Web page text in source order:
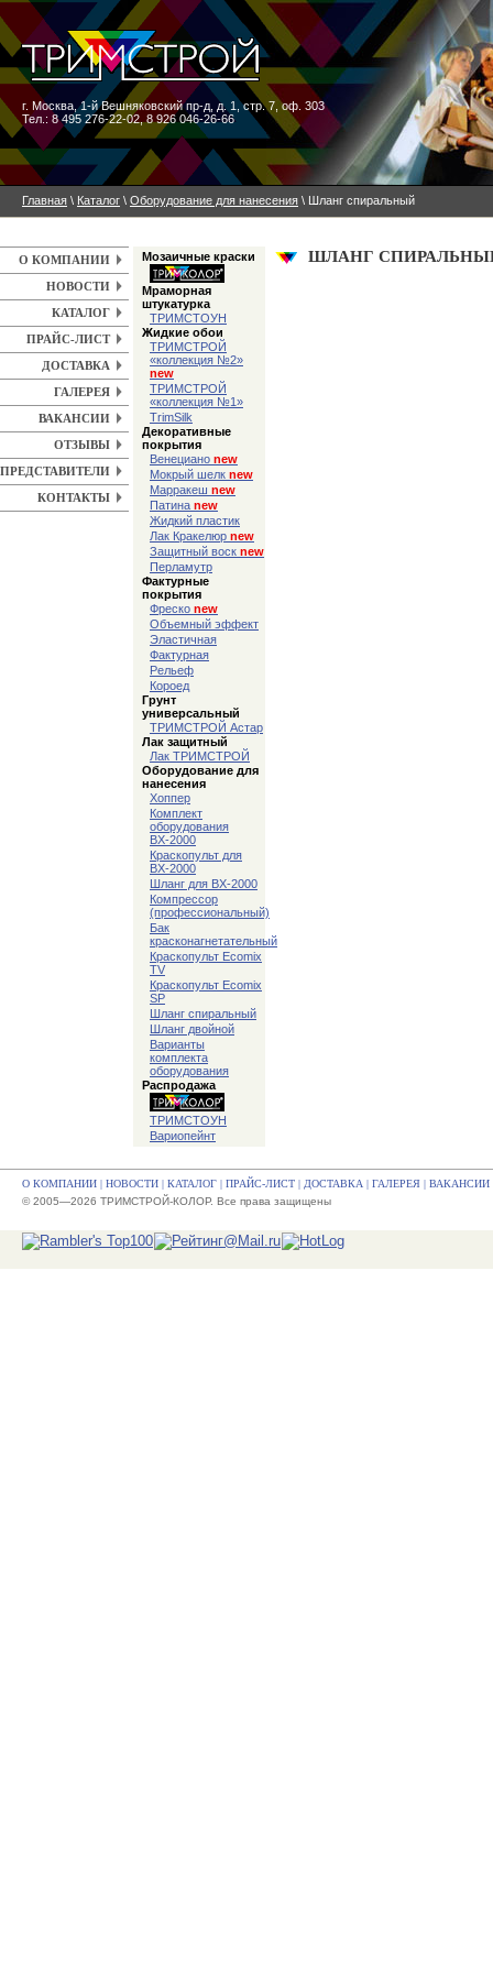
Главная \ Каталог \ Оборудование для нанесения \ Шланг спиральный
ШЛАНГ
О КОМПАНИИ
НОВОСТИ
КАТАЛОГ
ПРАЙС-ЛИСТ
ДОСТАВКА
ГАЛЕРЕЯ
ВАКАНСИИ
ОТЗЫВЫ
ПРЕДСТАВИТЕЛИ
КОНТАКТЫ
Мозаичные краски
Мраморная
штукатурка
ТРИМСТОУН
Жидкие обои
ТРИМСТРОЙ
«коллекция №2»
new
ТРИМСТРОЙ
«коллекция №1»
TrimSilk
Декоративные
покрытия
Венециано new
Мокрый шелк new
Марракеш new
Патина new
Жидкий пластик
Лак Кракелюр new
Защитный воск new
Перламутр
Фактурные
покрытия
Фреско new
Объемный эффект
Эластичная
Фактурная
Рельеф
Короед
Грунт
универсальный
ТРИМСТРОЙ Астар
Лак защитный
Лак ТРИМСТРОЙ
Оборудование для
нанесения
Хоппер
Комплект
оборудования
ВХ-2000
Краскопульт для
ВХ-2000
Шланг для ВХ-2000
Компрессор
(профессиональный)
Бак
красконагнетательный
Краскопульт Ecomix
TV
Краскопульт Ecomix
SP
Шланг спиральный
Шланг двойной
Варианты
комплекта
оборудования
Распродажа
ТРИМСТОУН
Вариопейнт
г. Москва ,1-й Вешняковский пр-д, д. 1, стр. 7, оф. 303
Тел.: 8 495 276-22-02, 8 926 046-26-66
О КОМПАНИИ | НОВОСТИ | КАТАЛОГ | ПРАЙС-ЛИСТ | ДОСТАВКА | ГАЛЕРЕЯ | ВАКАНСИИ
© 2005—2026 ТРИМСТРОЙ-КОЛОР. Все права защищены